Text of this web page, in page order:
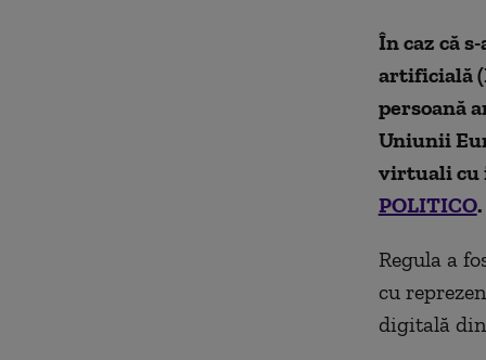
În caz că
artificială
persoană
Uniunii
virtuali cu
POLITICO.
Regula a
cu
digitală